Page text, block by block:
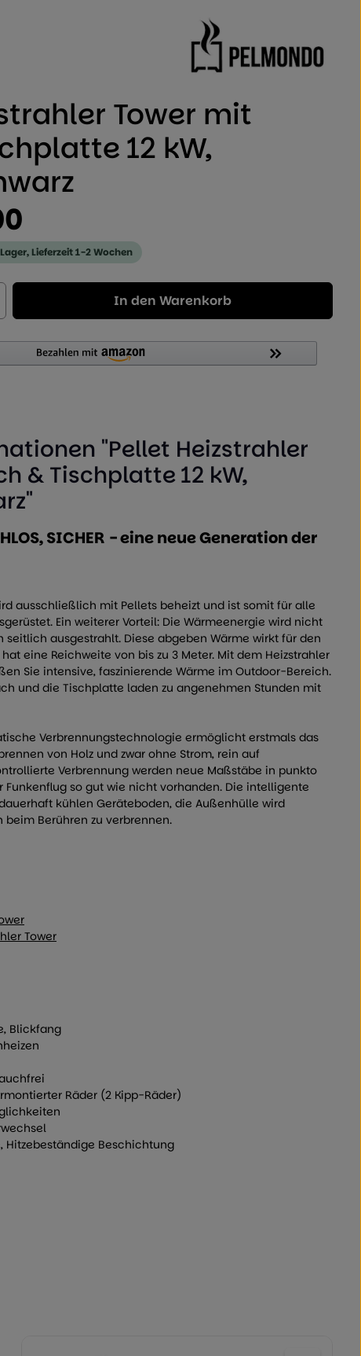
Tower mit
12 kW,
Lieferzeit 1-2 Wochen
Geben Sie den gewünschten Wert
In den Warenkorb
"Pellet Heizstrahler
& Tischplatte 12 kW,
SICHER - eine neue Generation der
ausschließlich mit Pellets beheizt und ist somit für alle
Ein weiterer Vorteil: Die Wärmeenergie wird nicht
seitlich ausgestrahlt. Diese abgeben Wärme wirkt für den
eine Reichweite von bis zu 3 Meter. Mit dem Heizstrahler
Sie intensive, faszinierende Wärme im Outdoor-Bereich.
und die Tischplatte laden zu angenehmen Stunden mit
Verbrennungstechnologie ermöglicht erstmals das
von Holz und zwar ohne Strom, rein auf
Verbrennung werden neue Maßstäbe in punkto
Funkenflug so gut wie nicht vorhanden. Die intelligente
kühlen Geräteboden, die Außenhülle wird
Berühren zu verbrennen.
Tower
Blickfang
Räder (2 Kipp-Räder)
Hitzebeständige Beschichtung